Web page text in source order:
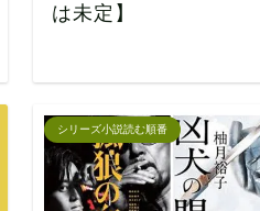
は未定】
シリーズ小説読む順番